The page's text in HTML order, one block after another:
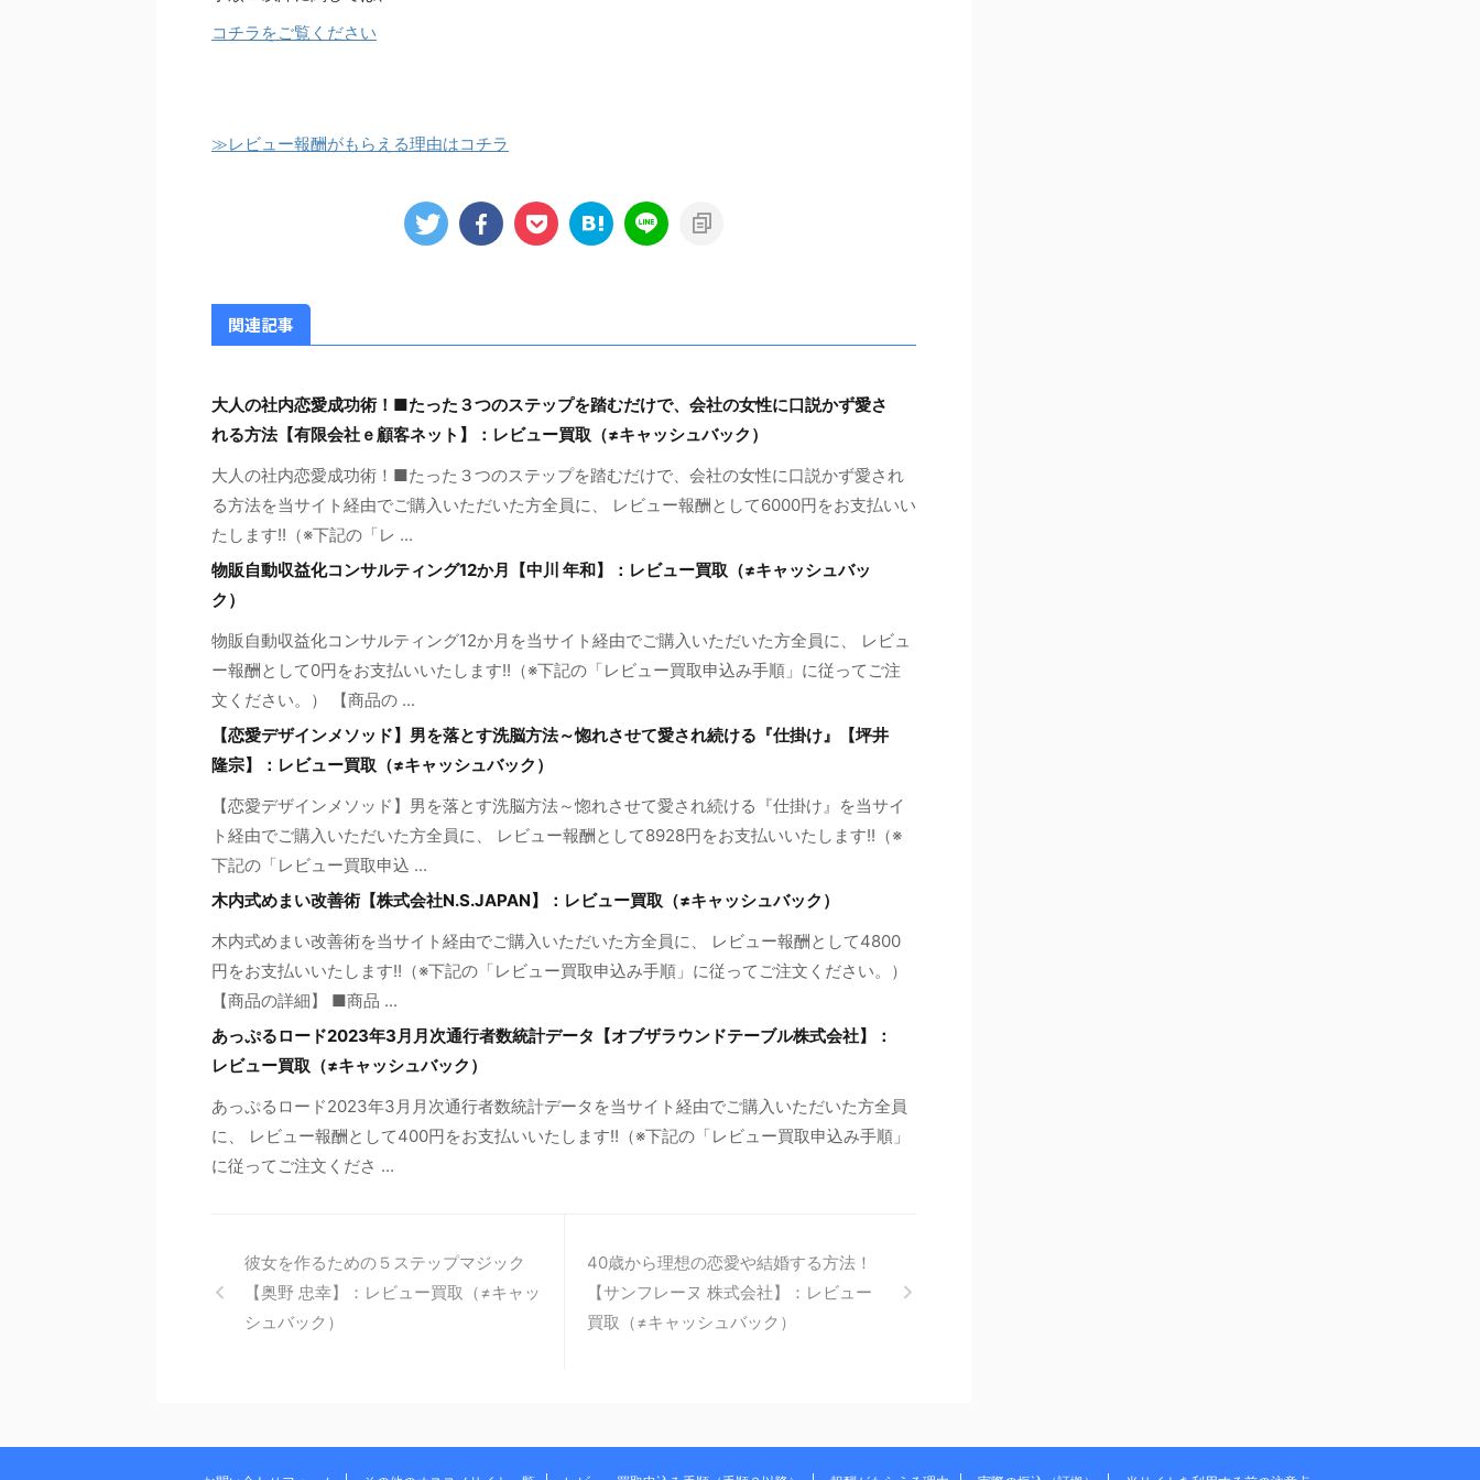
コチラをご覧ください
≫レビュー報酬がもらえる理由はコチラ
関連記事
大人の社内恋愛成功術！■たった３つのステップを踏むだけで、会社の女性に口説かず愛さ
れる方法【有限会社ｅ顧客ネット】：レビュー買取（≠キャッシュバック）
大人の社内恋愛成功術！■たった３つのステップを踏むだけで、会社の女性に口説かず愛され
る方法を当サイト経由でご購入いただいた方全員に、 レビュー報酬として6000円をお支払いい
たします!!（※下記の「レ ...
物販自動収益化コンサルティング12か月【中川 年和】：レビュー買取（≠キャッシュバッ
ク）
物販自動収益化コンサルティング12か月を当サイト経由でご購入いただいた方全員に、 レビュ
ー報酬として0円をお支払いいたします!!（※下記の「レビュー買取申込み手順」に従ってご注
文ください。） 【商品の ...
【恋愛デザインメソッド】男を落とす洗脳方法～惚れさせて愛され続ける『仕掛け』【坪井
隆宗】：レビュー買取（≠キャッシュバック）
【恋愛デザインメソッド】男を落とす洗脳方法～惚れさせて愛され続ける『仕掛け』を当サイ
ト経由でご購入いただいた方全員に、 レビュー報酬として8928円をお支払いいたします!!（※
下記の「レビュー買取申込 ...
木内式めまい改善術【株式会社N.S.JAPAN】：レビュー買取（≠キャッシュバック）
木内式めまい改善術を当サイト経由でご購入いただいた方全員に、 レビュー報酬として4800
円をお支払いいたします!!（※下記の「レビュー買取申込み手順」に従ってご注文ください。）
【商品の詳細】 ■商品 ...
あっぷるロード2023年3月月次通行者数統計データ【オブザラウンドテーブル株式会社】：
レビュー買取（≠キャッシュバック）
あっぷるロード2023年3月月次通行者数統計データを当サイト経由でご購入いただいた方全員
に、 レビュー報酬として400円をお支払いいたします!!（※下記の「レビュー買取申込み手順」
に従ってご注文くださ ...
彼女を作るための５ステップマジック
【奥野 忠幸】：レビュー買取（≠キャッ
シュバック）
40歳から理想の恋愛や結婚する方法！
【サンフレーヌ 株式会社】：レビュー
買取（≠キャッシュバック）